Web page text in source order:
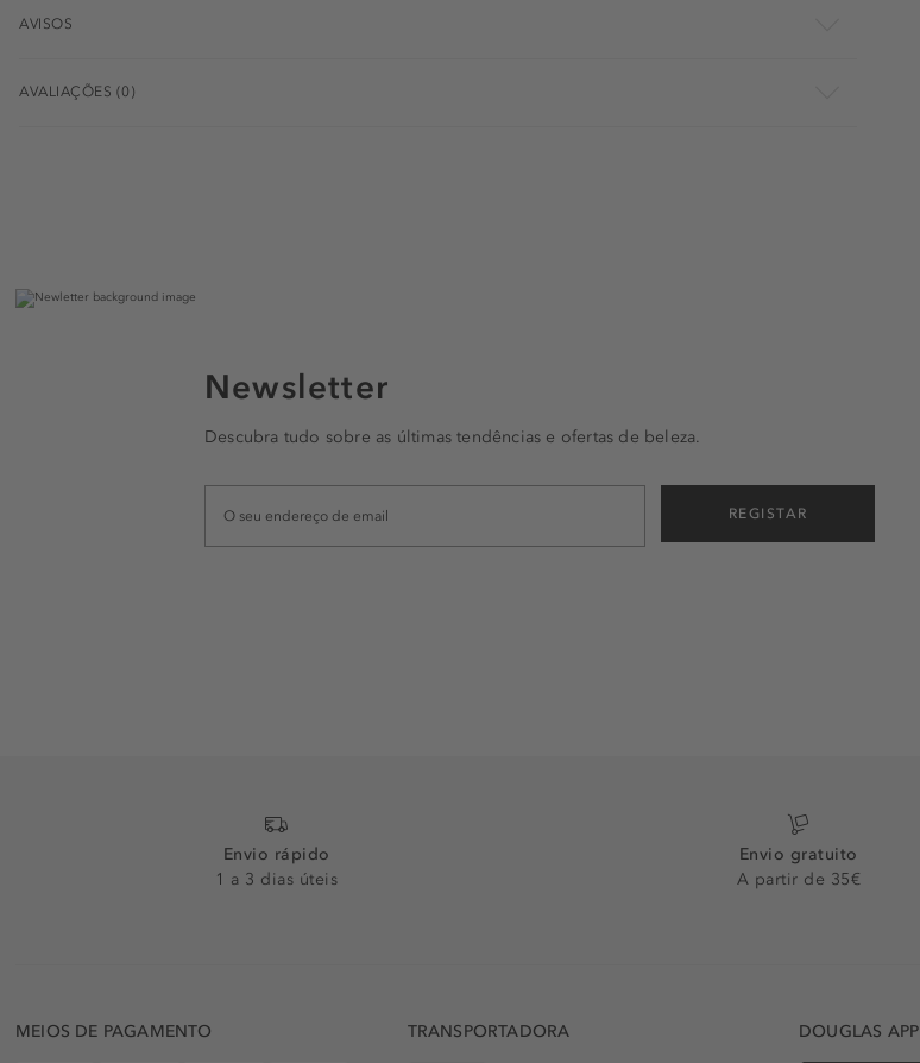
AVISOS
AVALIAÇÕES (0)
Newsletter
Descubra tudo sobre as últimas tendências e ofertas de beleza.
REGISTAR
Envio rápido
1 a 3 dias úteis
Envio gratuito
A partir de 35€
MEIOS DE PAGAMENTO TRANSPORTADORA DOUGLAS APP